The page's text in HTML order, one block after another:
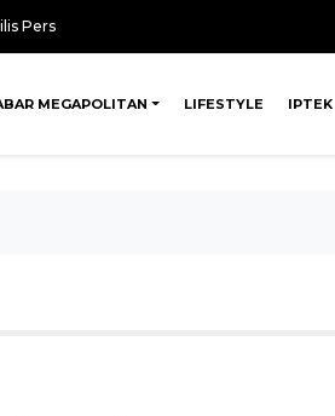
Pers
MEGAPOLITAN LIFESTYLE IPTEK